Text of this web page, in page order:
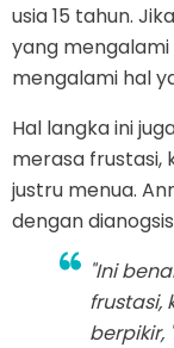
usia 15 tahun.
yang mengalami
mengalami hal
Hal langka ini
merasa frustasi,
justru menua.
dengan
"Ini
frustasi,
berpikir,